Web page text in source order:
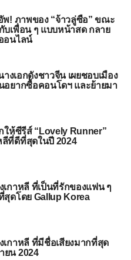
พ! ภาพของ “จ้าวลู่ซือ” ขณะ
บเพื่อน ๆ แบบหน้าสด กลาย
อนไลน์
างเอกดังชาวจีน เผยชอบเมือง
อยากซื้อคอนโดฯ และย้ายมา
ให้ซีรีส์ “Lovely Runner”
ที่ดีที่สุดในปี 2024
กาหลี ที่เป็นที่รักของแฟน ๆ
สุดโดย Gallup Korea
กาหลี ที่มีชื่อเสียงมากที่สุด
ยน 2024